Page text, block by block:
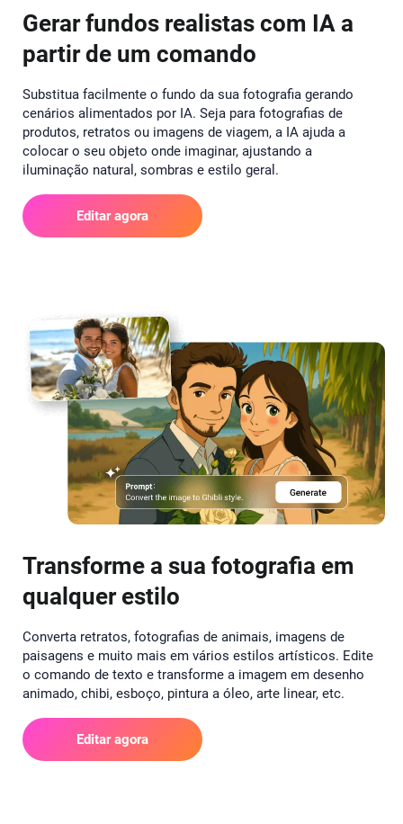
Gerar fundos realistas com IA a
partir de um comando
Substitua facilmente o fundo da sua fotografia gerando
cenários alimentados por IA. Seja para fotografias de
produtos, retratos ou imagens de viagem, a IA ajuda a
colocar o seu objeto onde imaginar, ajustando a
iluminação natural, sombras e estilo geral.
Editar agora
Transforme a sua fotografia em
qualquer estilo
Converta retratos, fotografias de animais, imagens de
paisagens e muito mais em vários estilos artísticos. Edite
o comando de texto e transforme a imagem em desenho
animado, chibi, esboço, pintura a óleo, arte linear, etc.
Editar agora